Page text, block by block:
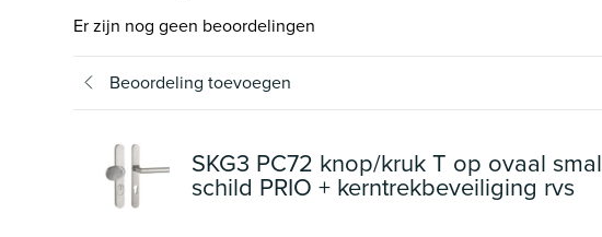
Er zijn nog geen beoordelingen
Beoordeling toevoegen
SKG3 PC72 knop/kruk T op ovaal smal
schild PRIO + kerntrekbeveiliging rvs